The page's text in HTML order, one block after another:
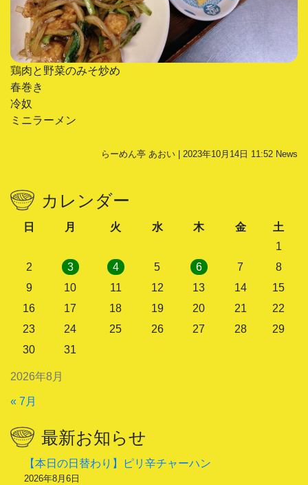
鶏肉と野菜のみそ炒め
春巻き
冷奴
ミニラーメン
らーめん亭 あおい | 2023年10月14日 11:52 News
カレンダー
2026年8月
日 月 火 水 木 金
土
1
2
3 4 5 6 7
8
9
10 11 12 13 14
15
16
17 18 19 20 21
22
23
24 25 26 27 28
29
30
31
« 7月
最新お知らせ
【本日の日替わり】ピリ辛チャーハン
2026年8月6日